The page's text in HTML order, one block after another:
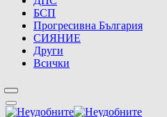
БСП
Прогресивна България
СИЯНИЕ
Други
Всички